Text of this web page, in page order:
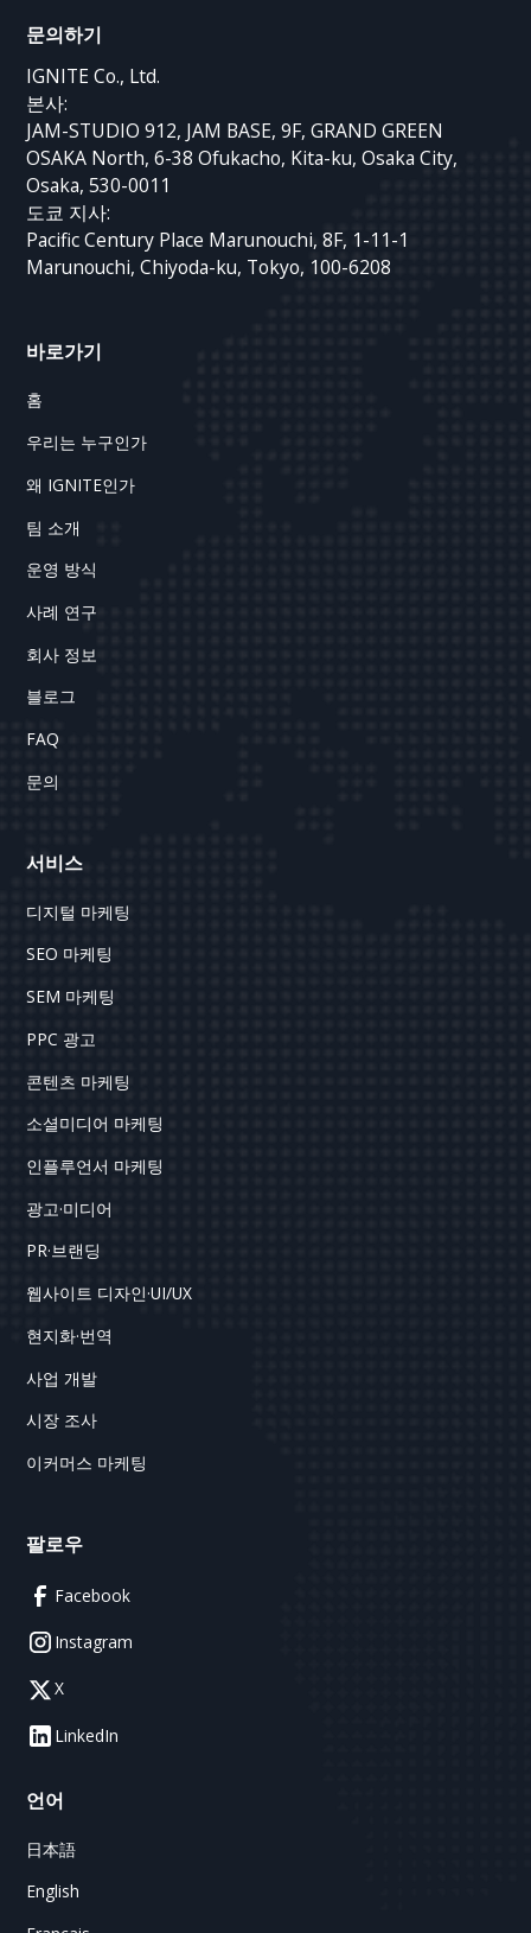
문의하기
IGNITE Co., Ltd.
본사:
JAM-STUDIO 912, JAM BASE, 9F, GRAND GREEN
OSAKA North, 6-38 Ofukacho, Kita-ku, Osaka City,
Osaka, 530-0011
도쿄 지사:
Pacific Century Place Marunouchi, 8F, 1-11-1
Marunouchi, Chiyoda-ku, Tokyo, 100-6208
바로가기
홈
우리는 누구인가
왜 IGNITE인가
팀 소개
운영 방식
사례 연구
회사 정보
블로그
FAQ
문의
서비스
디지털 마케팅
SEO 마케팅
SEM 마케팅
PPC 광고
콘텐츠 마케팅
소셜미디어 마케팅
인플루언서 마케팅
광고·미디어
PR·브랜딩
웹사이트 디자인·UI/UX
현지화·번역
사업 개발
시장 조사
이커머스 마케팅
팔로우
Facebook
Instagram
X
LinkedIn
언어
日本語
English